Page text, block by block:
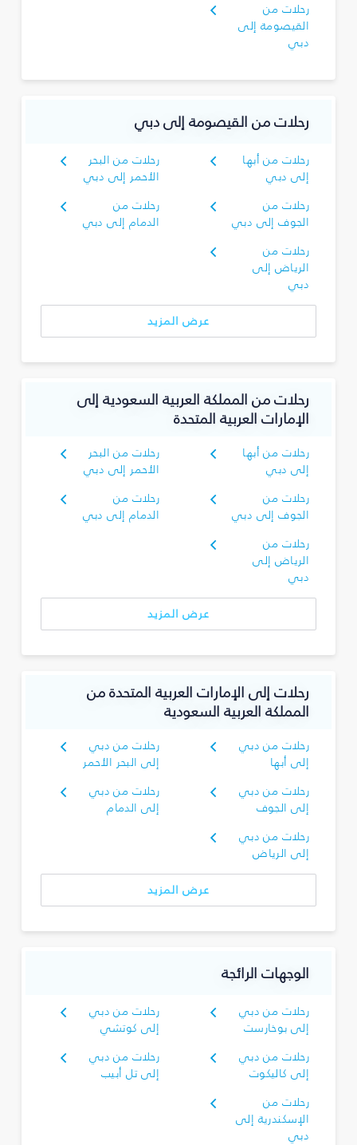
رحلات من
القيصومة إلى
دبي
رحلات من القيصومة إلى دبي
رحلات من أبها
إلى دبي
رحلات من البحر
الأحمر إلى دبي
رحلات من
الجوف إلى دبي
رحلات من
الدمام إلى دبي
رحلات من
الرياض إلى
دبي
عرض المزيد
رحلات من المملكة العربية السعودية إلى
الإمارات العربية المتحدة
رحلات من أبها
إلى دبي
رحلات من البحر
الأحمر إلى دبي
رحلات من
الجوف إلى دبي
رحلات من
الدمام إلى دبي
رحلات من
الرياض إلى
دبي
عرض المزيد
رحلات إلى الإمارات العربية المتحدة من
المملكة العربية السعودية
رحلات من دبي
إلى أبها
رحلات من دبي
إلى البحر الأحمر
رحلات من دبي
إلى الجوف
رحلات من دبي
إلى الدمام
رحلات من دبي
إلى الرياض
عرض المزيد
الوجهات الرائجة
رحلات من دبي
إلى بوخارست
رحلات من دبي
إلى كوتشي
رحلات من دبي
إلى كاليكوت
رحلات من دبي
إلى تل أبيب
رحلات من
الإسكندرية إلى
دبي